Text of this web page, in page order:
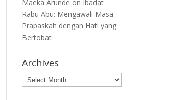
Maeka Arunde on Ibadat
Rabu Abu: Mengawali Masa
Prapaskah dengan Hati yang
Bertobat
Archives
Archives